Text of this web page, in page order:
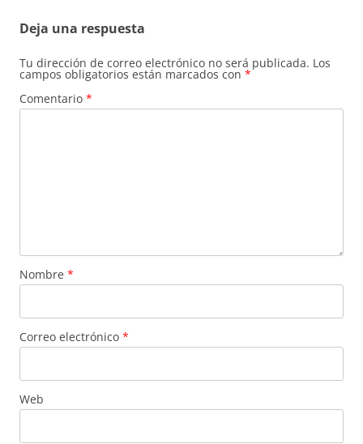
Deja una respuesta
Tu dirección de correo electrónico no será publicada. Los
campos obligatorios están marcados con *
Comentario *
Nombre *
Correo electrónico *
Web